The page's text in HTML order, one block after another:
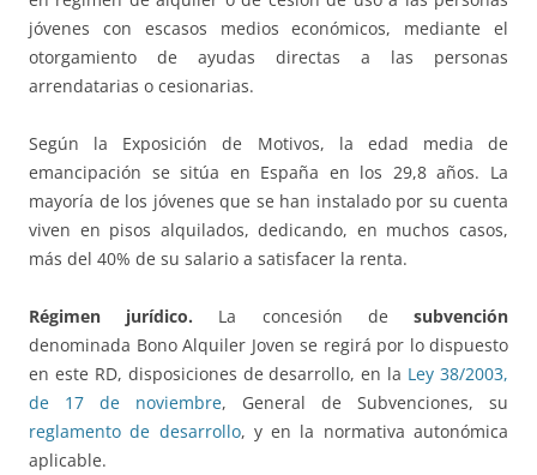
jóvenes con escasos medios económicos, mediante el
otorgamiento de ayudas directas a las personas
arrendatarias o cesionarias.
Según la Exposición de Motivos, la edad media de
emancipación se sitúa en España en los 29,8 años. La
mayoría de los jóvenes que se han instalado por su cuenta
viven en pisos alquilados, dedicando, en muchos casos,
más del 40% de su salario a satisfacer la renta.
Régimen jurídico. La concesión desubvención
denominada Bono Alquiler Joven se regirá por lo dispuesto
en este RD, disposiciones de desarrollo, en la Ley 38/2003,
de 17 de noviembre, General de Subvenciones, su
reglamento de desarrollo, y en la normativa autonómica
aplicable.